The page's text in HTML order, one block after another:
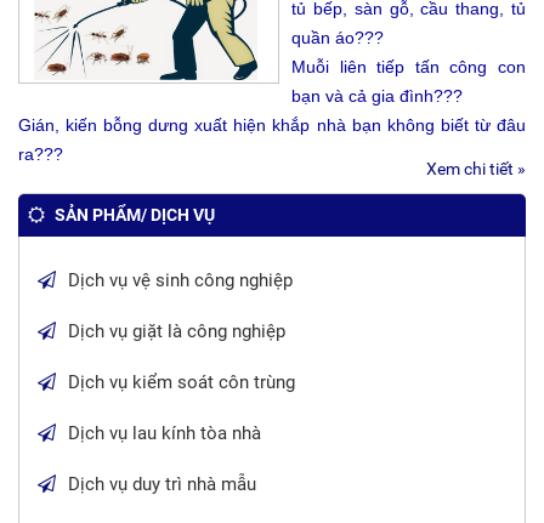
tủ bếp, sàn gỗ, cầu thang, tủ
quần áo???
Muỗi liên tiếp tấn công con
bạn và cả gia đình???
Gián, kiến bỗng dưng xuất hiện khắp nhà bạn không biết từ đâu
ra???
Xem chi tiết »
SẢN PHẨM/ DỊCH VỤ
Dịch vụ vệ sinh công nghiệp
Dịch vụ giặt là công nghiệp
Dịch vụ kiểm soát côn trùng
Dịch vụ lau kính tòa nhà
Dịch vụ duy trì nhà mẫu